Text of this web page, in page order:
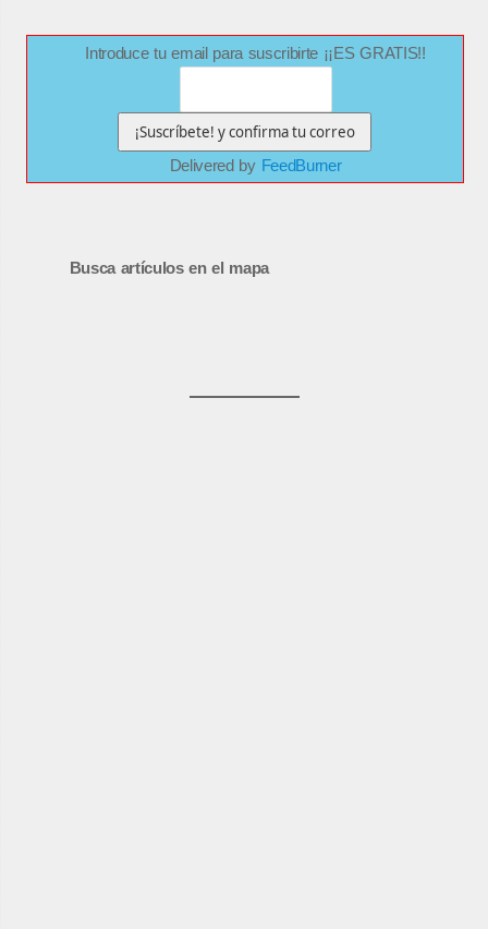
Introduce tu email para suscribirte ¡¡ES GRATIS!!
Delivered by FeedBurner
Busca artículos en el mapa